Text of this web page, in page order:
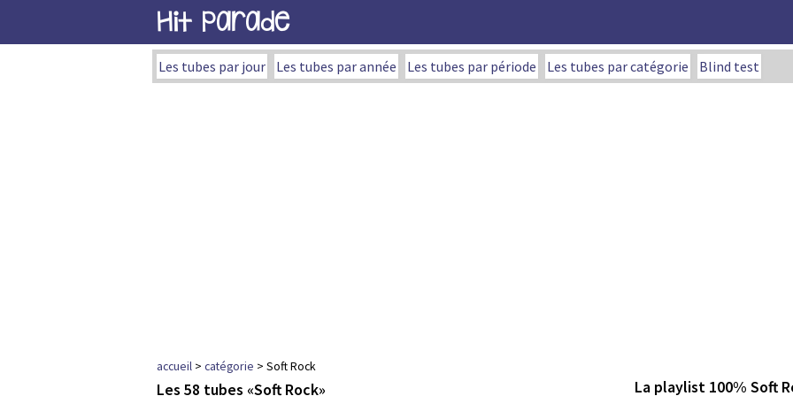
Hit Parade
Les tubes par jour Les tubes par année Les tubes par période Les tubes par catégorie Blind test
accueil > catégorie > Soft Rock
La playlist 100% Soft
Les 58 tubes «Soft Rock»